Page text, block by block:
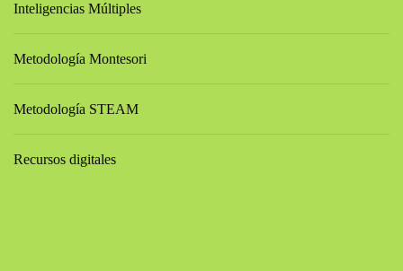
Inteligencias Múltiples
Metodología Montesori
Metodología STEAM
Recursos digitales